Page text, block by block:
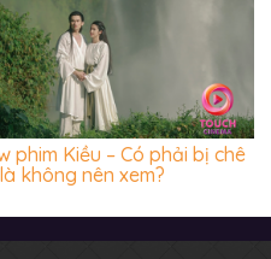
phim Kiều – Có phải bị chê
không nên xem?